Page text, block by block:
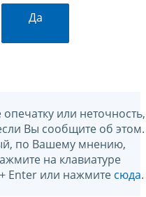
Да
или неточность,
Вы сообщите об этом.
по Вашему мнению,
на клавиатуре
Enter или нажмите сюда.